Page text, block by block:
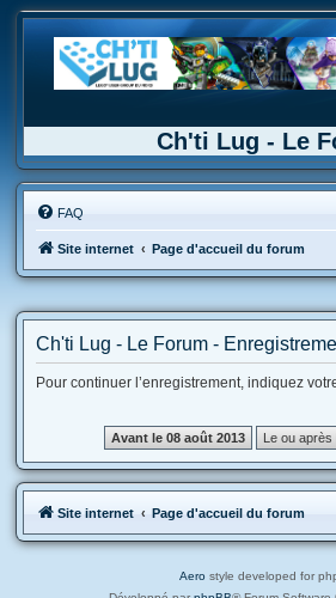
Ch'ti Lug - Le
FAQ
Site internet Page d'accueil du forum
Ch'ti Lug - Le Forum -
Pour continuer l’enregistrement, indiquez
Site internet Page d'accueil du forum
Aero style developed for